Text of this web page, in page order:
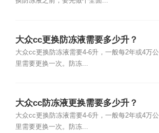
大众cc更换防冻液需要多少升？
大众cc更换防冻液需要4-6升，一般每2年或4万公
里需要更换一次。防冻...
大众cc防冻液更换需要多少升？
大众cc更换防冻液需要4-6升，一般每2年或4万公
里需要更换一次。防冻...